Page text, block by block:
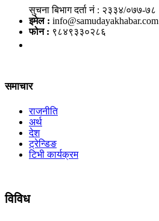
सुचना बिभाग दर्ता नं : २३३४/०७७-७८
इमेल : info@samudayakhabar.com
फोन : ९८४९३३०२८६
समाचार
राजनीति
अर्थ
देश
ट्रेन्डिङ
टिभी कार्यक्रम
विविध